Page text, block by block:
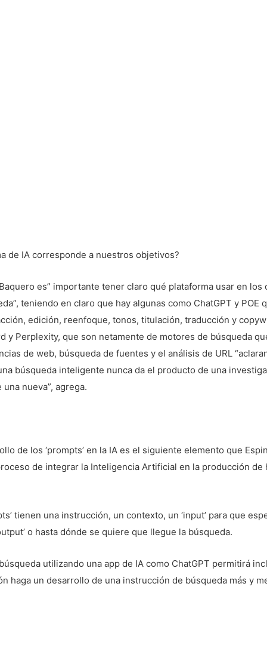
de IA corresponde a nuestros objetivos?
es” importante tener claro qué plataforma usar en los
teniendo en claro que hay algunas como ChatGPT y POE
edición, reenfoque, tonos, titulación, traducción y
y Perplexity, que son netamente de motores de búsqueda
de web, búsqueda de fuentes y el análisis de URL
búsqueda inteligente nunca da el producto de una
nueva”, agrega.
de los ‘prompts’ en la IA es el siguiente elemento que
de integrar la Inteligencia Artificial en la producción de
tienen una instrucción, un contexto, un ‘input’ para que
o hasta dónde se quiere que llegue la búsqueda.
utilizando una app de IA como ChatGPT permitirá
haga un desarrollo de una instrucción de búsqueda más y